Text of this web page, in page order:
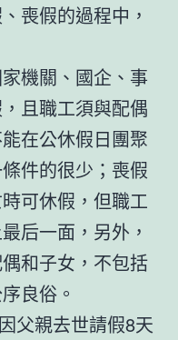
喪假的過程中，
機關、國企、事
且職工須與配偶
在公休假日團聚
件的很少；喪假
可休假，但職工
后一面，另外，
和子女，不包括
良俗。
父親去世請假8天